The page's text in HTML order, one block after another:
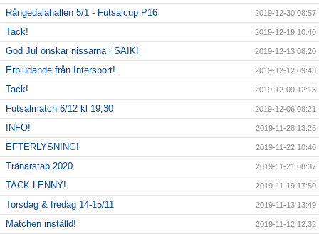
Rångedalahallen 5/1 - Futsalcup P16 2019-12-30 08:57
Tack! 2019-12-19 10:40
God Jul önskar nissarna i SAIK! 2019-12-13 08:20
Erbjudande från Intersport! 2019-12-12 09:43
Tack! 2019-12-09 12:13
Futsalmatch 6/12 kl 19,30 2019-12-06 08:21
INFO! 2019-11-28 13:25
EFTERLYSNING! 2019-11-22 10:40
Tränarstab 2020 2019-11-21 08:37
TACK LENNY! 2019-11-19 17:50
Torsdag & fredag 14-15/11 2019-11-13 13:49
Matchen inställd! 2019-11-12 12:32